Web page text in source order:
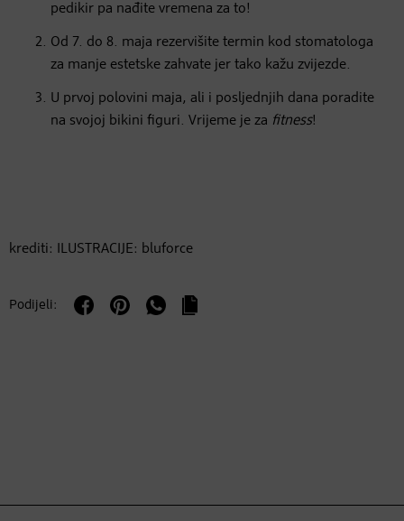
pedikir pa nađite vremena za to!
Od 7. do 8. maja rezervišite termin kod stomatologa
za manje estetske zahvate jer tako kažu zvijezde.
U prvoj polovini maja, ali i posljednjih dana poradite
na svojoj bikini figuri. Vrijeme je za fitness!
krediti: ILUSTRACIJE: bluforce
Podijeli: